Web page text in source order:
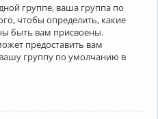
группе, ваша группа по
чтобы определить, какие
быть вам присвоены.
предоставить вам
группу по умолчанию в